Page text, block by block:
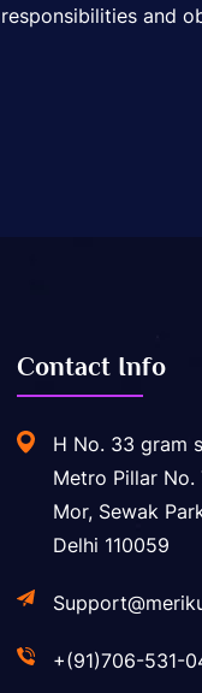
and
Contact Info
H No. 33 gram
Metro Pillar No.
Mor, Sewak
Delhi 110059
+(91)706-531-